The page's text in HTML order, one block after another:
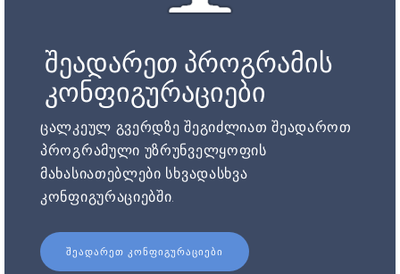
შეადარეთ პროგრამის
კონფიგურაციები
ცალკეულ გვერდზე შეგიძლიათ შეადაროთ
პროგრამული უზრუნველყოფის
მახასიათებლები სხვადასხვა
კონფიგურაციებში.
ᲨᲔᲐᲓᲐᲠᲔᲗ ᲙᲝᲜᲤᲘᲒᲣᲠᲐᲪᲘᲔᲑᲘ